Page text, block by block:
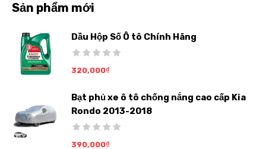
Sản phẩm mới
Dầu Hộp Số Ô tô Chính Hãng
320,000₫
Bạt phủ xe ô tô chống nắng cao cấp Kia
Rondo 2013-2018
390,000₫